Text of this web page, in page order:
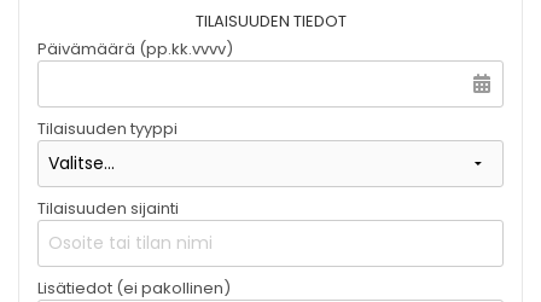
TILAISUUDEN TIEDOT
Päivämäärä (pp.kk.vvvv)
Tilaisuuden tyyppi
Tilaisuuden sijainti
Lisätiedot (ei pakollinen)